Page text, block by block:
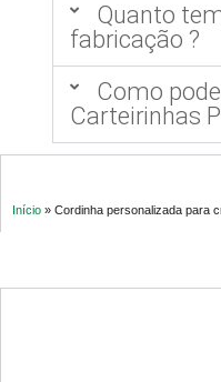
Quanto
fabricação ?
Como
Carteirinhas
Início » Cordinha personalizada para